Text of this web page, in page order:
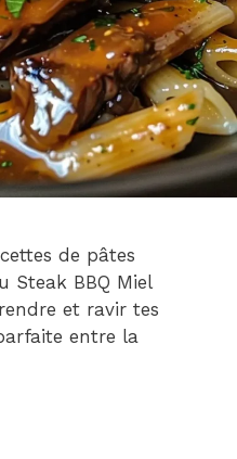
de pâtes
Steak BBQ Miel
et ravir tes
entre la